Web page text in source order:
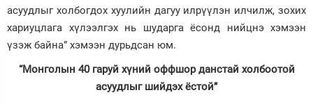
асуудлыг холбогдох хуулийн дагуу илрүүлэн илчилж, зохих
хариуцлага хүлээлгэх нь шударга ёсонд нийцнэ хэмээн
үзэж байна” хэмээн дурьдсан юм.
“Монголын 40 гаруй хүний оффшор данстай холбоотой
асуудлыг шийдэх ёстой”